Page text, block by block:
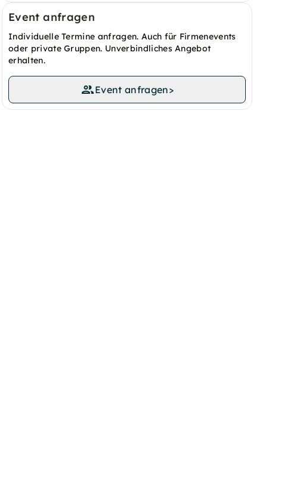
Event anfragen
Individuelle Termine anfragen. Auch für Firmenevents
oder private Gruppen. Unverbindliches Angebot
erhalten.
Event anfragen>